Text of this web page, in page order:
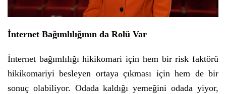
İnternet Bağımlılığının da Rolü Var
İnternet bağımlılığı hikikomari için hem bir risk faktörü
hikikomariyi besleyen ortaya çıkması için hem de bir
sonuç olabiliyor. Odada kaldığı yemeğini odada yiyor,